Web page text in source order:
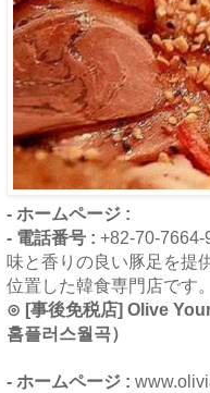
- ホームページ :
- 電話番号 : +82-70-7664-
味と香りの良い豚足を提
位置した韓食専門店です
⊙ [事後免税店] Olive
홈플러스월곡）
- ホームページ :